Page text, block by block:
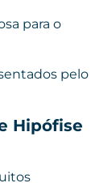
para o
pelo
Hipófise